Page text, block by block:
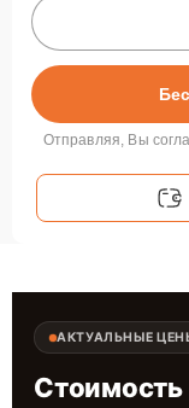
Отправляя, Вы
АКТУАЛЬНЫЕ
Стоимость